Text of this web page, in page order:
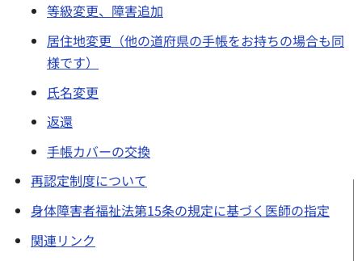
等級変更、障害追加
居住地変更（他の道府県の手帳をお持ちの場合も同
様です）
氏名変更
返還
手帳カバーの交換
再認定制度について
身体障害者福祉法第15条の規定に基づく医師の指定
関連リンク